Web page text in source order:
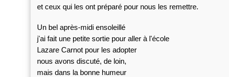
et ceux qui les ont préparé pour nous les remettre.
Un bel après-midi ensoleillé
j'ai fait une petite sortie pour aller à l'école
Lazare Carnot pour les adopter
nous avons discuté, de loin,
mais dans la bonne humeur